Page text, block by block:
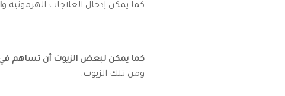
كما يمكن إدخال العلاجات الهرمونية و
كما يمكن لبعض الزيوت أن تساهم في
ومن تلك الزيوت: